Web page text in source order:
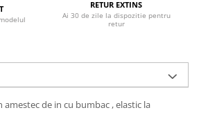
RETUR EXTINS
Ai 30 de zile la dispozitie pentru
retur
de in cu bumbac , elastic la